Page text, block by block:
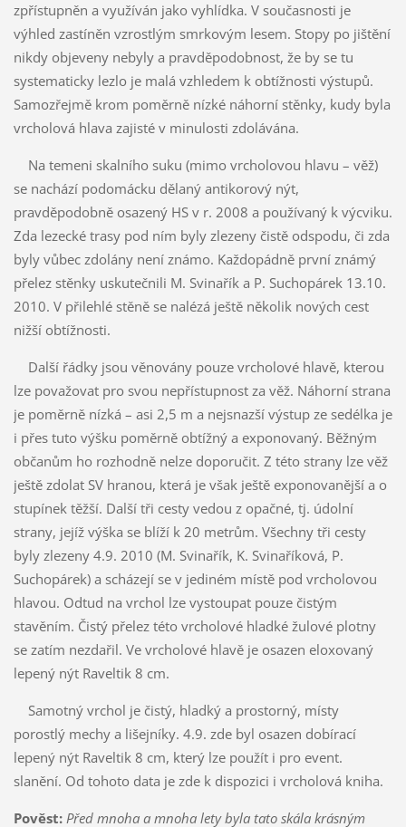
zpřístupněn a využíván jako vyhlídka. V současnosti je
výhled zastíněn vzrostlým smrkovým lesem. Stopy po jištění
nikdy objeveny nebyly a pravděpodobnost, že by se tu
systematicky lezlo je malá vzhledem k obtížnosti výstupů.
Samozřejmě krom poměrně nízké náhorní stěnky, kudy byla
vrcholová hlava zajisté v minulosti zdolávána.
Na temeni skalního suku (mimo vrcholovou hlavu – věž)
se nachází podomácku dělaný antikorový nýt,
pravděpodobně osazený HS v r. 2008 a používaný k výcviku.
Zda lezecké trasy pod ním byly zlezeny čistě odspodu, či zda
byly vůbec zdolány není známo. Každopádně první známý
přelez stěnky uskutečnili M. Svinařík a P. Suchopárek 13.10.
2010. V přilehlé stěně se nalézá ještě několik nových cest
nižší obtížnosti.
Další řádky jsou věnovány pouze vrcholové hlavě, kterou
lze považovat pro svou nepřístupnost za věž. Náhorní strana
je poměrně nízká – asi 2,5 m a nejsnazší výstup ze sedélka je
i přes tuto výšku poměrně obtížný a exponovaný. Běžným
občanům ho rozhodně nelze doporučit. Z této strany lze věž
ještě zdolat SV hranou, která je však ještě exponovanější a o
stupínek těžší. Další tři cesty vedou z opačné, tj. údolní
strany, jejíž výška se blíží k 20 metrům. Všechny tři cesty
byly zlezeny 4.9. 2010 (M. Svinařík, K. Svinaříková, P.
Suchopárek) a scházejí se v jediném místě pod vrcholovou
hlavou. Odtud na vrchol lze vystoupat pouze čistým
stavěním. Čistý přelez této vrcholové hladké žulové plotny
se zatím nezdařil. Ve vrcholové hlavě je osazen eloxovaný
lepený nýt Raveltik 8 cm.
Samotný vrchol je čistý, hladký a prostorný, místy
porostlý mechy a lišejníky. 4.9. zde byl osazen dobírací
lepený nýt Raveltik 8 cm, který lze použít i pro event.
slanění. Od tohoto data je zde k dispozici i vrcholová kniha.
Pověst: Před mnoha a mnoha lety byla tato skála krásným